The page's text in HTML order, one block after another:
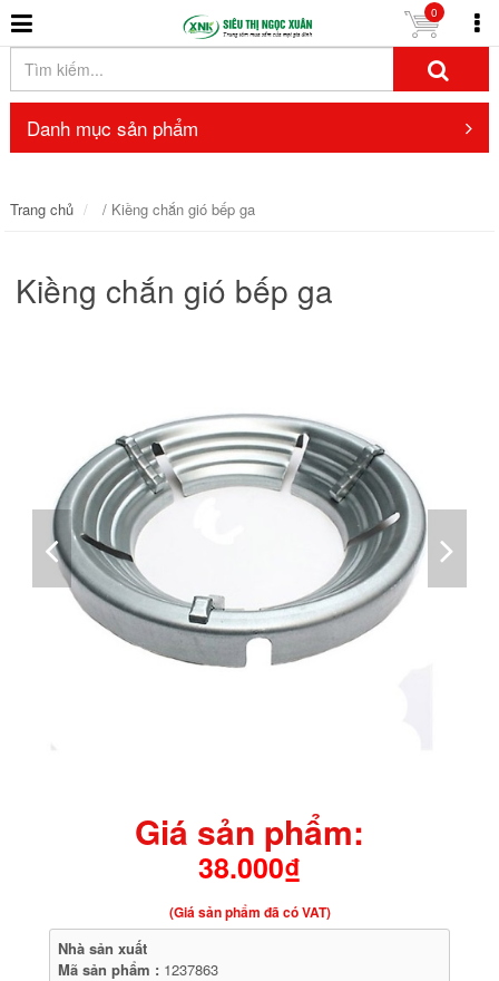
0
Danh mục sản phẩm
Trang chủ / Kiềng chắn gió bếp ga
Kiềng chắn gió bếp ga
Giá sản phẩm:
38.000₫
(Giá sản phẩm đã có VAT)
Nhà sản xuất
Mã sản phẩm : 1237863